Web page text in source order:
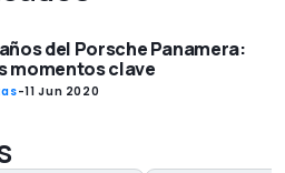
del Porsche Panamera:
momentos clave
-11 Jun 2020